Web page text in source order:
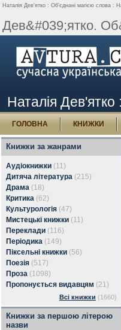
Наталія Дев'ятко : Об'єднані магією слова :
Дев&#039;ятко.
Наталія Дев'ятко
ГОЛОВНА КНИЖКИ
Книжки за жанрами
Аудіокнижки (11)
Дитяча література (215)
Драма (18)
Критика (62)
Культурологія (47)
Мистецькі книжки (11)
Переклади (116)
Періодика (149)
Піксельні книжки (56)
Поезія (517)
Проза (1098)
Пропонується видавцям (21)
Всі книжки (1660)
Книжки за першою літерою
назви